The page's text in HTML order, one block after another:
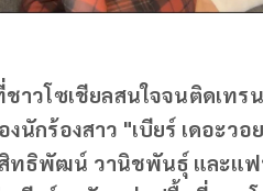
าวโซเชียลสนใจจนติดเท
นักร้องสาว "เบียร์ เดอะ
ทธิพัฒน์ วานิชพันธุ์ และแ